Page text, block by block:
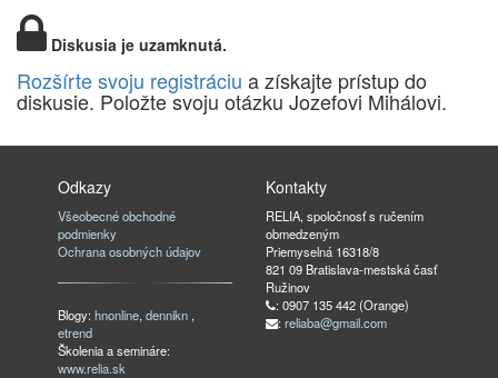
Diskusia je uzamknutá.
Rozšírte svoju registráciu a získajte prístup do
diskusie. Položte svoju otázku Jozefovi Mihálovi.
Odkazy
Všeobecné obchodné
podmienky
Ochrana osobných údajov
Blogy:hnonline,dennikn ,
etrend
Školenia a semináre:
www.relia.sk
Kontakty
RELIA, spoločnosť s ručením
obmedzeným
Priemyselná 16318/8
821 09 Bratislava-mestská časť
Ružinov
: 0907 135 442 (Orange)
: reliaba@gmail.com